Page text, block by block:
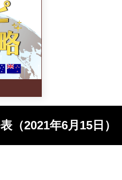
（2021年6月15日）